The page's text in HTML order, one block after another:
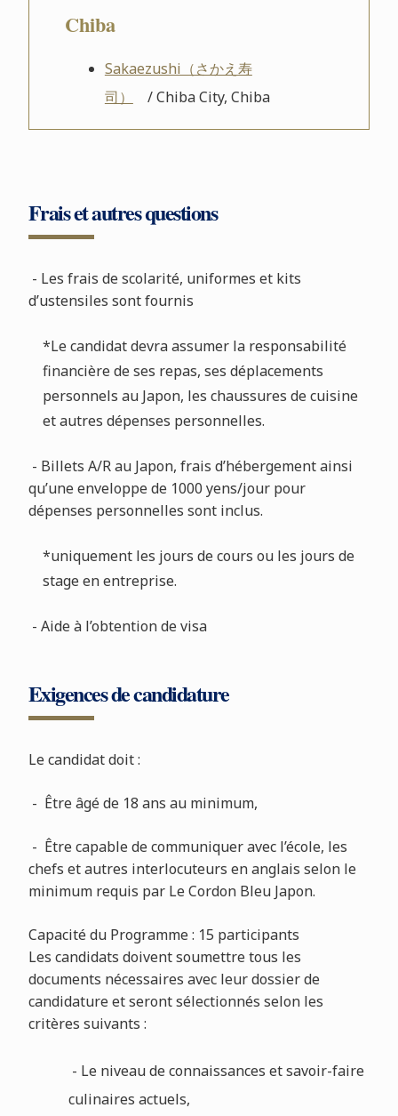
Chiba
Sakaezushi（さかえ寿
司）
/ Chiba City, Chiba
Frais et autres questions
- Les frais de scolarité, uniformes et kits
d’ustensiles sont fournis
*Le candidat devra assumer la responsabilité
financière de ses repas, ses déplacements
personnels au Japon, les chaussures de cuisine
et autres dépenses personnelles.
- Billets A/R au Japon, frais d’hébergement ainsi
qu’une enveloppe de 1000 yens/jour pour
dépenses personnelles sont inclus.
*uniquement les jours de cours ou les jours de
stage en entreprise.
- Aide à l’obtention de visa
Exigences de candidature
Le candidat doit :
- Être âgé de 18 ans au minimum,
- Être capable de communiquer avec l’école, les
chefs et autres interlocuteurs en anglais selon le
minimum requis par Le Cordon Bleu Japon.
Capacité du Programme : 15 participants
Les candidats doivent soumettre tous les
documents nécessaires avec leur dossier de
candidature et seront sélectionnés selon les
critères suivants :
- Le niveau de connaissances et savoir-faire
culinaires actuels,